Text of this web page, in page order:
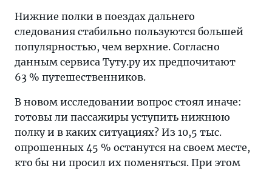
полку
готовы
уступить
больше
половины
поездов
—
«Тонкости
туризма»
делятся
Нижние полки в поездах дальнего
следования стабильно пользуются большей
популярностью, чем верхние. Согласно
данным сервиса Туту.ру их предпочитают
63 % путешественников.
В новом исследовании вопрос стоял иначе:
готовы ли пассажиры уступить нижнюю
полку и в каких ситуациях? Из 10,5 тыс.
опрошенных 45 % останутся на своем месте,
кто бы ни просил их поменяться. При этом